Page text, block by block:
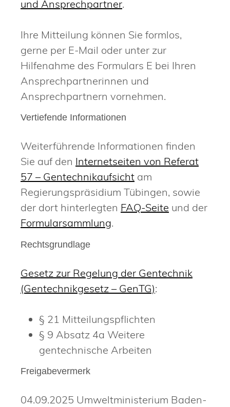
und Ansprechpartner.
Ihre Mitteilung können Sie formlos,
gerne per E-Mail oder unter zur
Hilfenahme des Formulars E bei Ihren
Ansprechpartnerinnen und
Ansprechpartnern vornehmen.
Vertiefende Informationen
Weiterführende Informationen finden
Sie auf den Internetseiten von Referat
57 – Gentechnikaufsicht am
Regierungspräsidium Tübingen, sowie
der dort hinterlegten FAQ-Seite und der
Formularsammlung.
Rechtsgrundlage
Gesetz zur Regelung der Gentechnik
(Gentechnikgesetz – GenTG):
§ 21 Mitteilungspflichten
§ 9 Absatz 4a Weitere
gentechnische Arbeiten
Freigabevermerk
04.09.2025 Umweltministerium Baden-